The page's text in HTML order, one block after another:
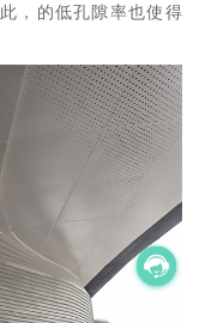
，的低孔隙率也使得